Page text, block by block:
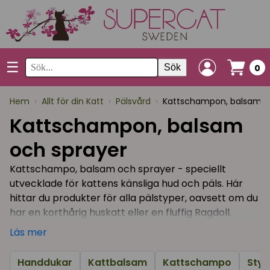
☰ Sök 0
Hem › Allt för din Katt › Pälsvård › Kattschampon, balsam
Kattschampon, balsam
och sprayer
Kattschampo, balsam och sprayer - speciellt
utvecklade för kattens känsliga hud och päls. Här
hittar du produkter för alla pälstyper, oavsett om du
har en korthårig huskatt eller en fluffig Ragdoll.
Det viktigaste när du väljer schampo till din katt är
schampo", då pH-värdet skiljer sig åt och kan irritera
Läs mer
Handdukar Kattbalsam Kattschampo